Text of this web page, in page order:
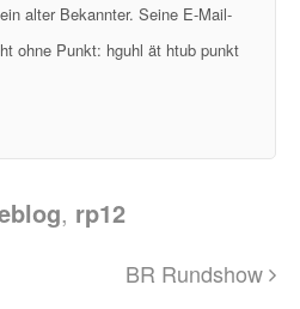
alter Bekannter. Seine E-Mail-
ohne Punkt: hguhl ät htub punkt
, rp12
BR Rundshow